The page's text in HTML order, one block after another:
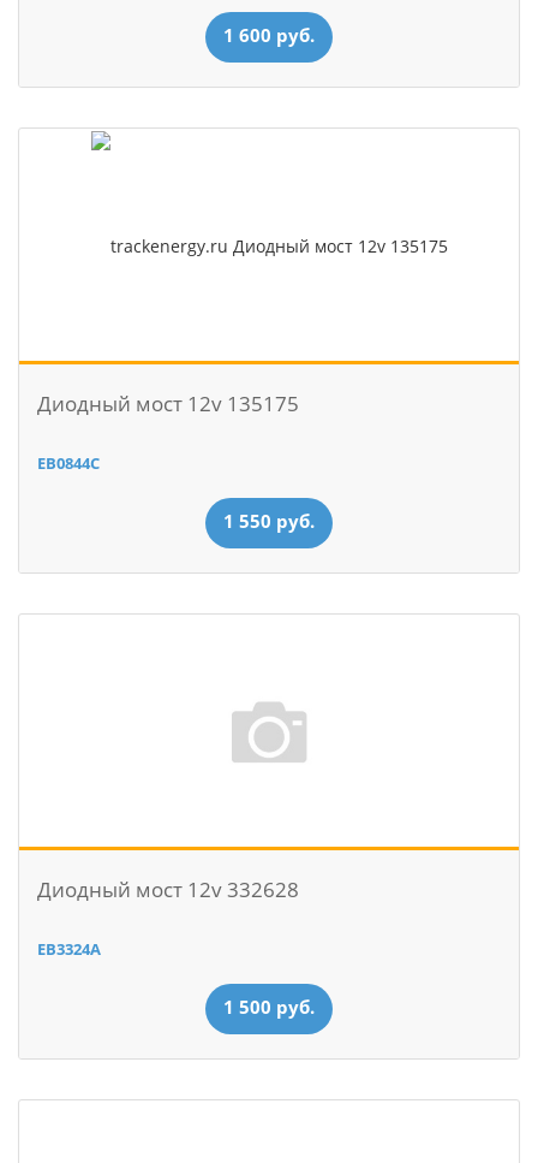
1 600 руб.
Диодный мост 12v 135175
EB0844C
1 550 руб.
Диодный мост 12v 332628
EB3324A
1 500 руб.